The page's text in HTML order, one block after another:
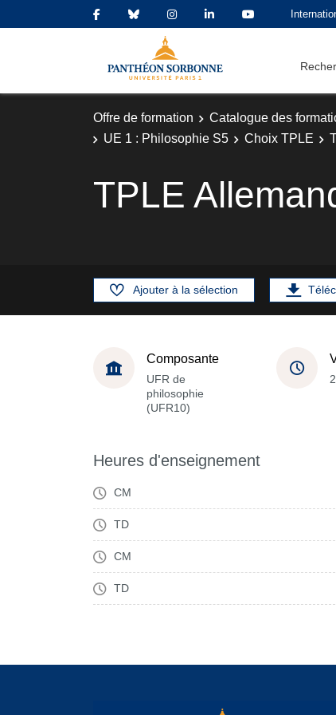
Offre de formation Catalogue des
UE 1 : Philosophie S5
Choix TPLE
TPLE
Ajouter à la sélection
Composante
UFR de
philosophie
(UFR10)
Heures d'enseignement
CM
TD
CM
TD